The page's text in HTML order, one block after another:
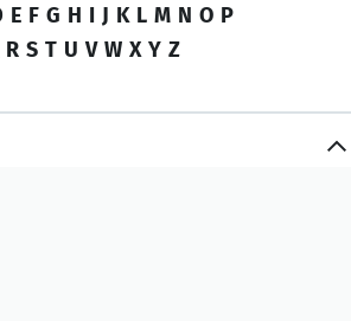
E F G H I J K L M N O P
R S T U V W X Y Z